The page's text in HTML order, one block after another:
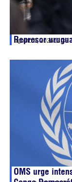
Represor
agosto 6, 202613:33
OMS urge